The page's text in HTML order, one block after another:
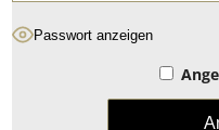
Passwort anzeigen